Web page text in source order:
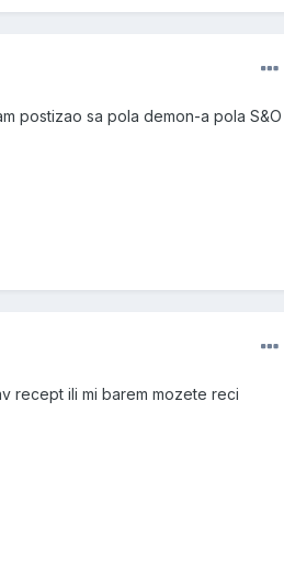
postizao sa pola demon-a pola S&O
recept ili mi barem mozete reci